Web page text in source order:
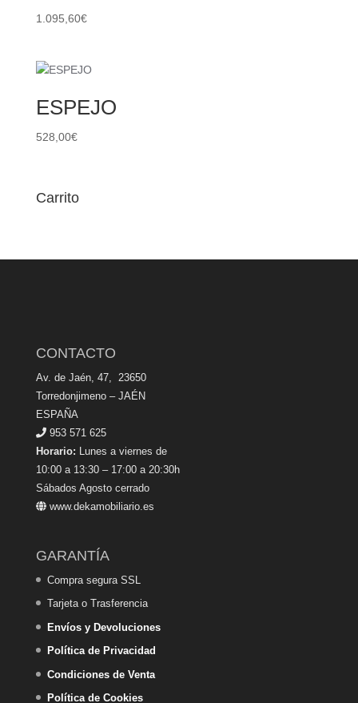
1.095,60€
ESPEJO
528,00€
Carrito
CONTACTO
Av. de Jaén, 47, 23650
Torredonjimeno – JAÉN
ESPAÑA
953 571 625
Horario: Lunes a viernes de
10:00 a 13:30 – 17:00 a 20:30h
Sábados Agosto cerrado
www.dekamobiliario.es
GARANTÍA
Compra segura SSL
Tarjeta o Trasferencia
Envíos y Devoluciones
Política de Privacidad
Condiciones de Venta
Política de Cookies